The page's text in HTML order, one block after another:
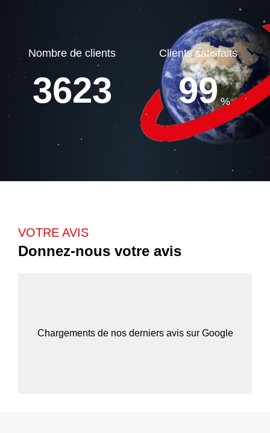
Nombre de clients
3623
Clients satisfaits
99 %
VOTRE AVIS
Donnez-nous votre avis
Chargements de nos derniers avis sur Google